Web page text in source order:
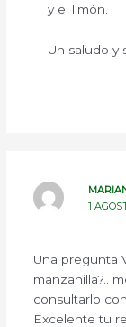
y el limón.
Un saludo y
1
Una pregunta
manzanilla?..
consultarlo
Excelente tu